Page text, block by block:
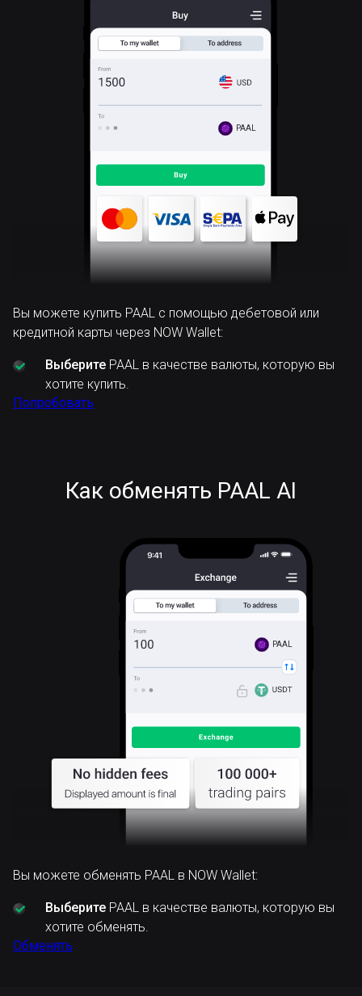
PAAL
Вы можете купить PAAL с помощью дебетовой или
кредитной карты через NOW Wallet:
Выберите PAAL в качестве валюты, которую вы
хотите купить.
Попробовать
Как обменять PAAL AI
PAAL
Вы можете обменять PAAL в NOW Wallet:
Выберите PAAL в качестве валюты, которую вы
хотите обменять.
Обменять